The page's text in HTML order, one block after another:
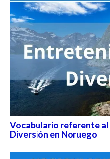
Vocabulario referente
Diversión en Noruego